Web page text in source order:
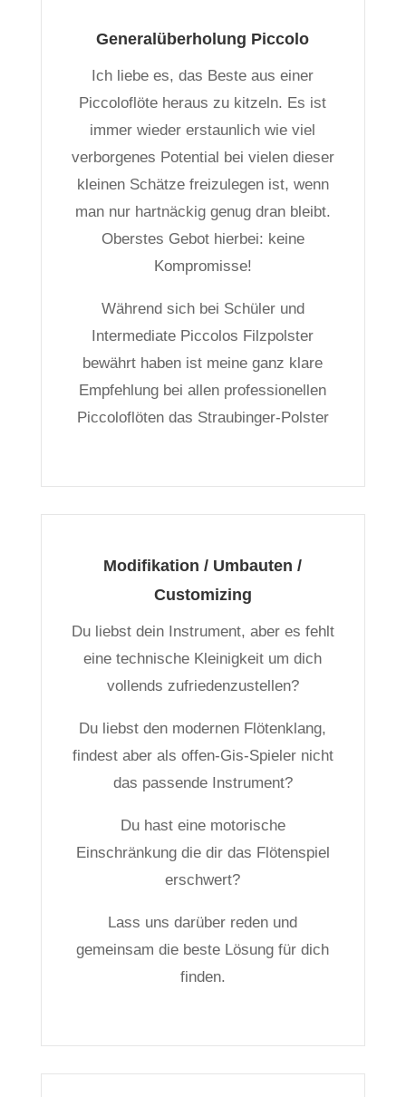
Generalüberholung Piccolo
Ich liebe es, das Beste aus einer
Piccoloflöte heraus zu kitzeln. Es ist
immer wieder erstaunlich wie viel
verborgenes Potential bei vielen dieser
kleinen Schätze freizulegen ist, wenn
man nur hartnäckig genug dran bleibt.
Oberstes Gebot hierbei: keine
Kompromisse!
Während sich bei Schüler und
Intermediate Piccolos Filzpolster
bewährt haben ist meine ganz klare
Empfehlung bei allen professionellen
Piccoloflöten das Straubinger-Polster
Modifikation / Umbauten /
Customizing
Du liebst dein Instrument, aber es fehlt
eine technische Kleinigkeit um dich
vollends zufriedenzustellen?
Du liebst den modernen Flötenklang,
findest aber als offen-Gis-Spieler nicht
das passende Instrument?
Du hast eine motorische
Einschränkung die dir das Flötenspiel
erschwert?
Lass uns darüber reden und
gemeinsam die beste Lösung für dich
finden.